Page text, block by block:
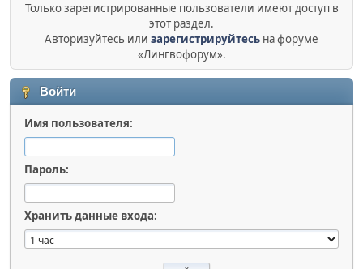
Только зарегистрированные пользователи имеют доступ в
этот раздел.
Авторизуйтесь или зарегистрируйтесь на форуме
«Лингвофорум».
Войти
Имя пользователя:
Пароль:
Хранить данные входа: